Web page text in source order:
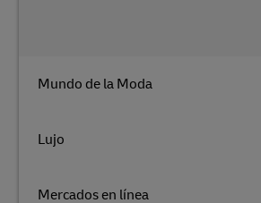
Mundo de la Moda
Lujo
Mercados en línea